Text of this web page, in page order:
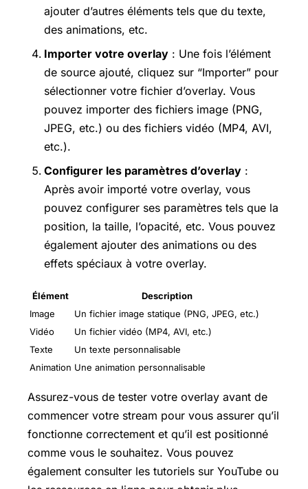
ajouter d’autres éléments tels que du texte,
des animations, etc.
Importer votre overlay : Une fois l’élément
de source ajouté, cliquez sur “Importer” pour
sélectionner votre fichier d’overlay. Vous
pouvez importer des fichiers image (PNG,
JPEG, etc.) ou des fichiers vidéo (MP4, AVI,
etc.).
Configurer les paramètres d’overlay :
Après avoir importé votre overlay, vous
pouvez configurer ses paramètres tels que la
position, la taille, l’opacité, etc. Vous pouvez
également ajouter des animations ou des
effets spéciaux à votre overlay.
Élément
Description
Image
Un fichier image statique (PNG, JPEG, etc.)
Vidéo
Un fichier vidéo (MP4, AVI, etc.)
Texte
Un texte personnalisable
Animation Une animation personnalisable
Assurez-vous de tester votre overlay avant de
commencer votre stream pour vous assurer qu’il
fonctionne correctement et qu’il est positionné
comme vous le souhaitez. Vous pouvez
également consulter les tutoriels sur YouTube ou